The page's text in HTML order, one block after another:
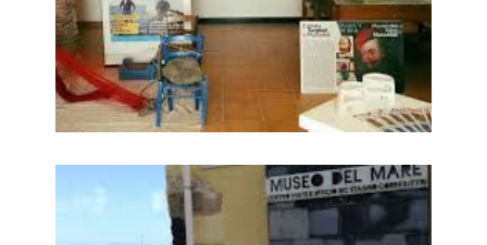
Museo del Mare di Marceddì 4